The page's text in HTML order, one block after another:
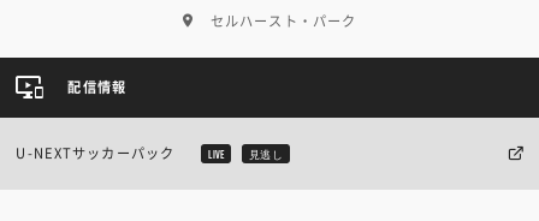
セルハースト・パーク
配信情報
U-NEXTサッカーパック LIVE 見逃し